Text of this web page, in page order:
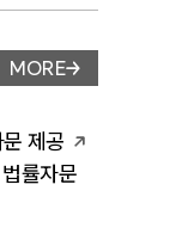
업무사례 페이지 이
MORE
제공
률자문